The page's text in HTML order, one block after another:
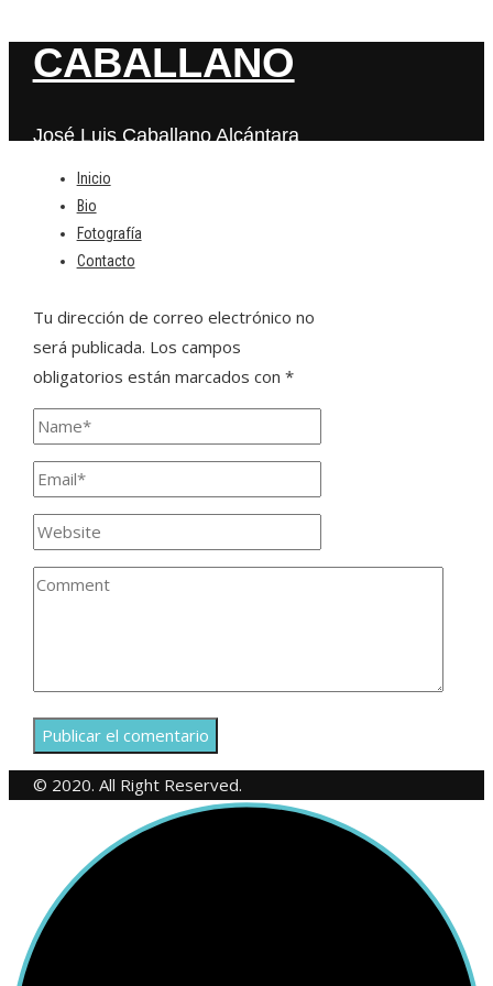
CABALLANO
José Luis Caballano Alcántara
Inicio
Bio
Fotografía
Contacto
Deja una respuesta
Tu dirección de correo electrónico no
será publicada. Los campos
obligatorios están marcados con *
© 2020. All Right Reserved.